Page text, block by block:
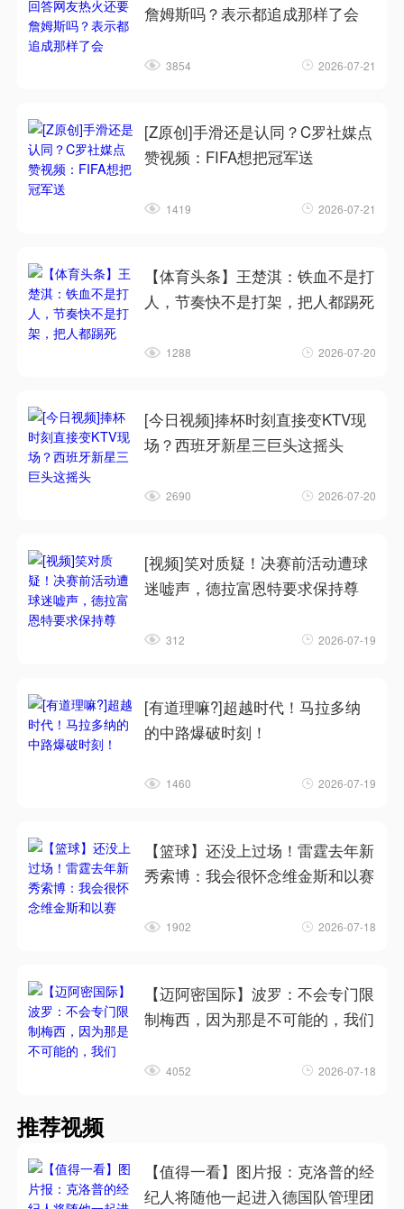
詹姆斯吗？表示都追成那样了会
3854 2026-07-21
[Z原创]手滑还是认同？C罗社媒点
赞视频：FIFA想把冠军送
1419 2026-07-21
【体育头条】王楚淇：铁血不是打
人，节奏快不是打架，把人都踢死
1288 2026-07-20
[今日视频]捧杯时刻直接变KTV现
场？西班牙新星三巨头这摇头
2690 2026-07-20
[视频]笑对质疑！决赛前活动遭球
迷嘘声，德拉富恩特要求保持尊
312 2026-07-19
[有道理嘛?]超越时代！马拉多纳
的中路爆破时刻！
1460 2026-07-19
【篮球】还没上过场！雷霆去年新
秀索博：我会很怀念维金斯和以赛
1902 2026-07-18
【迈阿密国际】波罗：不会专门限
制梅西，因为那是不可能的，我们
4052 2026-07-18
推荐视频
【值得一看】图片报：克洛普的经
纪人将随他一起进入德国队管理团